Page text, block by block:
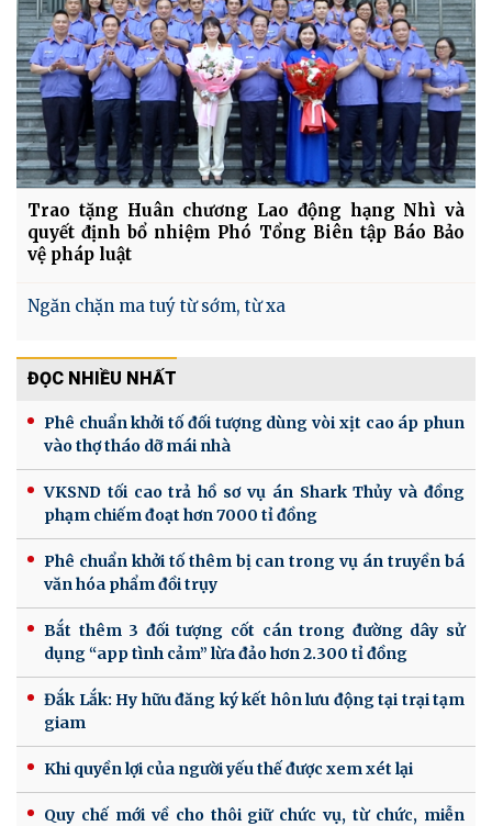
Trao tặng Huân chương Lao động hạng Nhì và
quyết định bổ nhiệm Phó Tổng Biên tập Báo Bảo
vệ pháp luật
Ngăn chặn ma tuý từ sớm, từ xa
ĐỌC NHIỀU NHẤT
Phê chuẩn khởi tố đối tượng dùng vòi xịt cao áp phun
vào thợ tháo dỡ mái nhà
VKSND tối cao trả hồ sơ vụ án Shark Thủy và đồng
phạm chiếm đoạt hơn 7000 tỉ đồng
Phê chuẩn khởi tố thêm bị can trong vụ án truyền bá
văn hóa phẩm đồi trụy
Bắt thêm 3 đối tượng cốt cán trong đường dây sử
dụng “app tình cảm” lừa đảo hơn 2.300 tỉ đồng
Đắk Lắk: Hy hữu đăng ký kết hôn lưu động tại trại tạm
giam
Khi quyền lợi của người yếu thế được xem xét lại
Quy chế mới về cho thôi giữ chức vụ, từ chức, miễn